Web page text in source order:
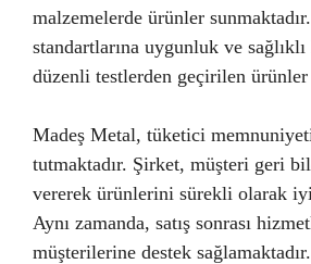
malzemelerde ürünler
standartlarına uygunluk ve
düzenli testlerden geçirilen ürünler
Madeş Metal, tüketici
tutmaktadır. Şirket, müşteri geri
vererek ürünlerini sürekli olarak
Aynı zamanda, satış sonrası
müşterilerine destek